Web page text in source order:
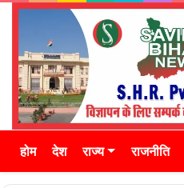
होम देश राज्य राजनीति